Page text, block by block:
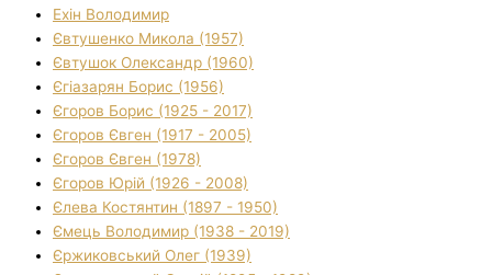
Ехін Володимир
Євтушенко Микола (1957)
Євтушок Олександр (1960)
Єгіазарян Борис (1956)
Єгоров Борис (1925 - 2017)
Єгоров Євген (1917 - 2005)
Єгоров Євген (1978)
Єгоров Юрій (1926 - 2008)
Єлева Костянтин (1897 - 1950)
Ємець Володимир (1938 - 2019)
Єржиковський Олег (1939)